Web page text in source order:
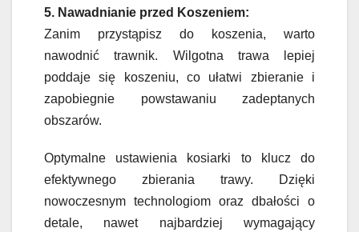
5. Nawadnianie przed Koszeniem:
Zanim przystąpisz do koszenia, warto
nawodnić trawnik. Wilgotna trawa lepiej
poddaje się koszeniu, co ułatwi zbieranie i
zapobiegnie powstawaniu zadeptanych
obszarów.
Optymalne ustawienia kosiarki to klucz do
efektywnego zbierania trawy. Dzięki
nowoczesnym technologiom oraz dbałości o
detale, nawet najbardziej wymagający